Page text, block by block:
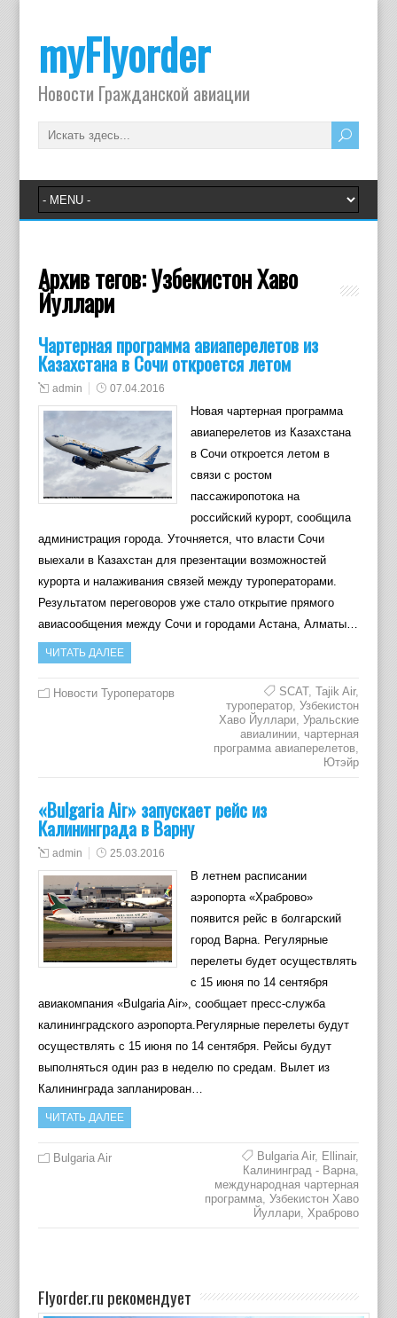
myFlyorder
Новости Гражданской авиации
Архив тегов:Узбекистон Хаво
Йуллари
Чартерная программа авиаперелетов из
Казахстана в Сочи откроется летом
admin 07.04.2016
Новая чартерная программа
авиаперелетов из Казахстана
в Сочи откроется летом в
связи с ростом
пассажиропотока на
российский курорт, сообщила
администрация города. Уточняется, что власти Сочи
выехали в Казахстан для презентации возможностей
курорта и налаживания связей между туроператорами.
Результатом переговоров уже стало открытие прямого
авиасообщения между Сочи и городами Астана, Алматы…
ЧИТАТЬ ДАЛЕЕ
Новости Туроператорв SCAT,Tajik Air,
туроператор,Узбекистон
Хаво Йуллари,Уральские
авиалинии,чартерная
программа авиаперелетов,
Ютэйр
«Bulgaria Air» запускает рейс из
Калининграда в Варну
admin 25.03.2016
В летнем расписании
аэропорта «Храброво»
появится рейс в болгарский
город Варна. Регулярные
перелеты будет осуществлять
с 15 июня по 14 сентября
авиакомпания «Bulgaria Air», сообщает пресс-служба
калининградского аэропорта.Регулярные перелеты будут
осуществлять с 15 июня по 14 сентября. Рейсы будут
выполняться один раз в неделю по средам. Вылет из
Калининграда запланирован…
ЧИТАТЬ ДАЛЕЕ
Bulgaria Air Bulgaria Air, Ellinair,
Калининград - Варна,
международная чартерная
программа,Узбекистон Хаво
Йуллари,Храброво
Flyorder.ru рекомендует